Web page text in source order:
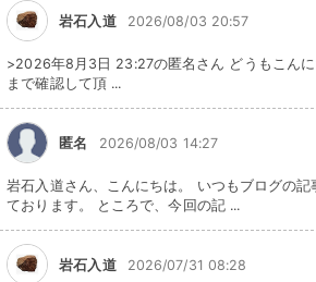
岩石入道 2026/08/03 20:57
>2026年8月3日 23:27の匿名さん どうもこん
まで確認して頂 ...
匿名 2026/08/03 14:27
岩石入道さん、こんにちは。 いつもブログの記
ております。 ところで、今回の記 ...
岩石入道 2026/07/31 08:28